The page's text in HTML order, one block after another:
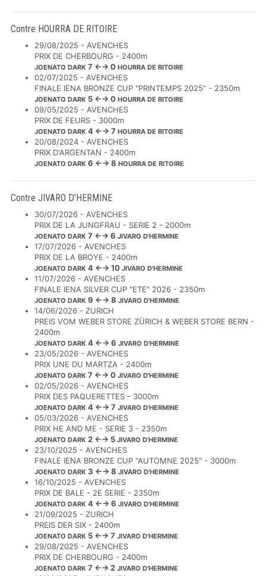
Contre HOURRA DE RITOIRE
29/08/2025 - AVENCHES
PRIX DE CHERBOURG - 2400m
JOENATO DARK 7 ←→ 0 HOURRA DE RITOIRE
02/07/2025 - AVENCHES
FINALE IENA BRONZE CUP "PRINTEMPS 2025" - 2350m
JOENATO DARK 5 ←→ 0 HOURRA DE RITOIRE
09/05/2025 - AVENCHES
PRIX DE FEURS - 3000m
JOENATO DARK 4 ←→ 7 HOURRA DE RITOIRE
20/08/2024 - AVENCHES
PRIX D'ARGENTAN - 2400m
JOENATO DARK 6 ←→ 8 HOURRA DE RITOIRE
Contre JIVARO D'HERMINE
30/07/2026 - AVENCHES
PRIX DE LA JUNGFRAU - SERIE 2 - 2000m
JOENATO DARK 7 ←→ 6 JIVARO D'HERMINE
17/07/2026 - AVENCHES
PRIX DE LA BROYE - 2400m
JOENATO DARK 4 ←→ 10 JIVARO D'HERMINE
11/07/2026 - AVENCHES
FINALE IENA SILVER CUP "ETE" 2026 - 2350m
JOENATO DARK 9 ←→ 8 JIVARO D'HERMINE
14/06/2026 - ZURICH
PREIS VOM WEBER STORE ZÜRICH & WEBER STORE BERN -
2400m
JOENATO DARK 4 ←→ 6 JIVARO D'HERMINE
23/05/2026 - AVENCHES
PRIX UNE DU MARTZA - 2400m
JOENATO DARK 7 ←→ 0 JIVARO D'HERMINE
02/05/2026 - AVENCHES
PRIX DES PAQUERETTES - 3000m
JOENATO DARK 4 ←→ 7 JIVARO D'HERMINE
05/03/2026 - AVENCHES
PRIX HE AND ME - SERIE 3 - 2350m
JOENATO DARK 2 ←→ 5 JIVARO D'HERMINE
23/10/2025 - AVENCHES
FINALE IENA BRONZE CUP "AUTOMNE 2025" - 3000m
JOENATO DARK 3 ←→ 8 JIVARO D'HERMINE
16/10/2025 - AVENCHES
PRIX DE BALE - 2E SERIE - 2350m
JOENATO DARK 4 ←→ 6 JIVARO D'HERMINE
21/09/2025 - ZURICH
PREIS DER SIX - 2400m
JOENATO DARK 5 ←→ 7 JIVARO D'HERMINE
29/08/2025 - AVENCHES
PRIX DE CHERBOURG - 2400m
JOENATO DARK 7 ←→ 2 JIVARO D'HERMINE